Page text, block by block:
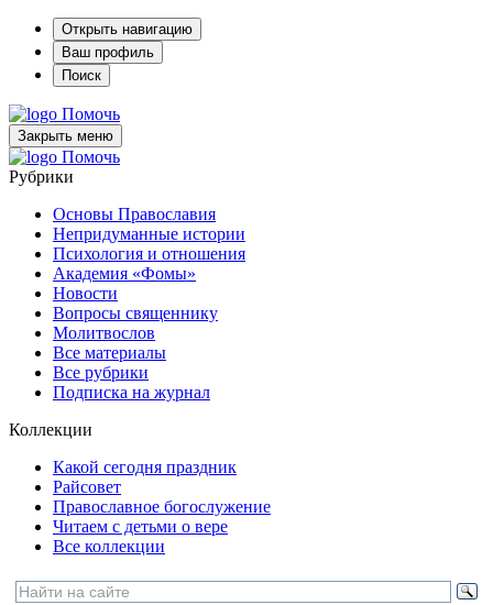
Открыть навигацию
Ваш профиль
Поиск
Помочь
Закрыть меню
Помочь
Рубрики
Основы Православия
Непридуманные истории
Психология и отношения
Академия «Фомы»
Новости
Вопросы священнику
Молитвослов
Все материалы
Все рубрики
Подписка на журнал
Коллекции
Какой сегодня праздник
Райсовет
Православное богослужение
Читаем с детьми о вере
Все коллекции